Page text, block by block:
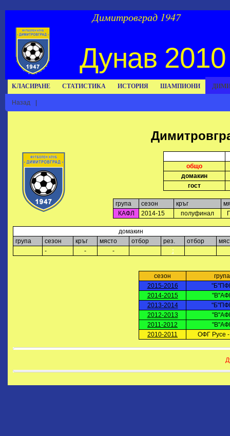
Димитровград 1947
Дунав
КЛАСИРАНЕ СТАТИСТИКА ИСТОРИЯ ШАМПИОНИ
Назад
общо
домакин
гост
група сезон кръг
КАФЛ
2014-15 полуфинал
домакин
група
сезон кръг място отбор рез. отбор
-
- - :
сезон
група
2015-2016
2014-2015
2013-2014
2012-2013
2011-2012
2010-2011
ОФГ Русе -